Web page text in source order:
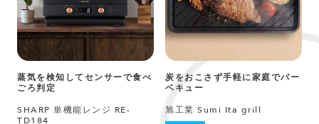
蒸気を検知してセンサーで食べ
ごろ判定
SHARP 単機能レンジ RE-
TD184
炭をおこさず手軽に家庭でバー
ベキュー
旭工業 Sumi Ita grill